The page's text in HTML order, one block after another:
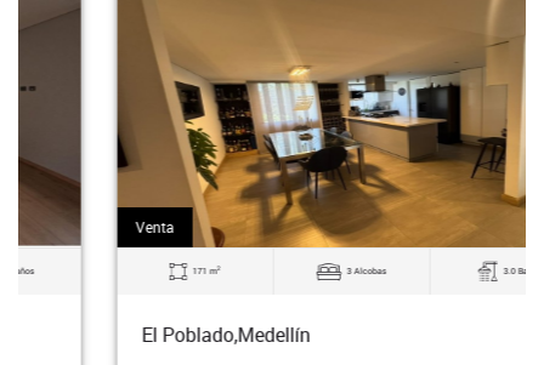
Venta
El Poblado,Medellín